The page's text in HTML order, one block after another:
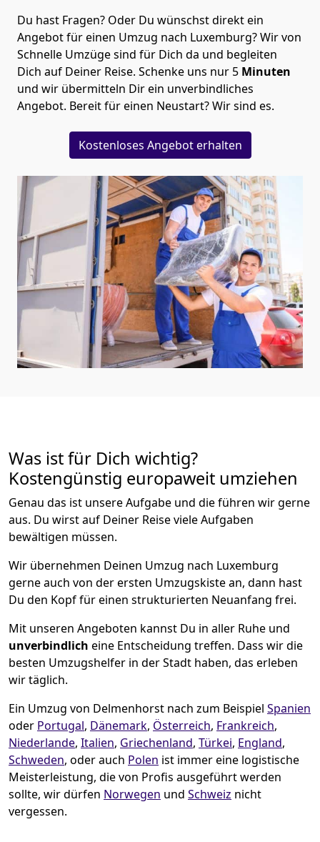
Du hast Fragen? Oder Du wünschst direkt ein
Angebot für einen Umzug nach Luxemburg? Wir von
Schnelle Umzügesind für Dich da und begleiten
Dich auf Deiner Reise. Schenke uns nur 5 Minuten
und wir übermitteln Dir ein unverbindliches
Angebot. Bereit für einen Neustart? Wir sind es.
Kostenloses Angebot erhalten
Was ist für Dich wichtig?
Kostengünstig europaweit umziehen
Genau das ist unsere Aufgabe und die führen wir gerne
aus. Du wirst auf Deiner Reise viele Aufgaben
bewältigen müssen.
Wir übernehmen Deinen Umzug nach Luxemburg
gerne auch von der ersten Umzugskiste an, dann hast
Du den Kopf für einen strukturierten Neuanfang frei.
Mit unseren Angeboten kannst Du in aller Ruhe und
unverbindlich eine Entscheidung treffen. Dass wir die
besten Umzugshelfer in der Stadt haben, das erleben
wir täglich.
Ein Umzug von Delmenhorst nach zum Beispiel Spanien
oder Portugal, Dänemark, Österreich, Frankreich,
Niederlande, Italien, Griechenland, Türkei, England,
Schweden, oder auch Polen ist immer eine logistische
Meisterleistung, die von Profis ausgeführt werden
sollte, wir dürfen Norwegen und Schweiz nicht
vergessen.